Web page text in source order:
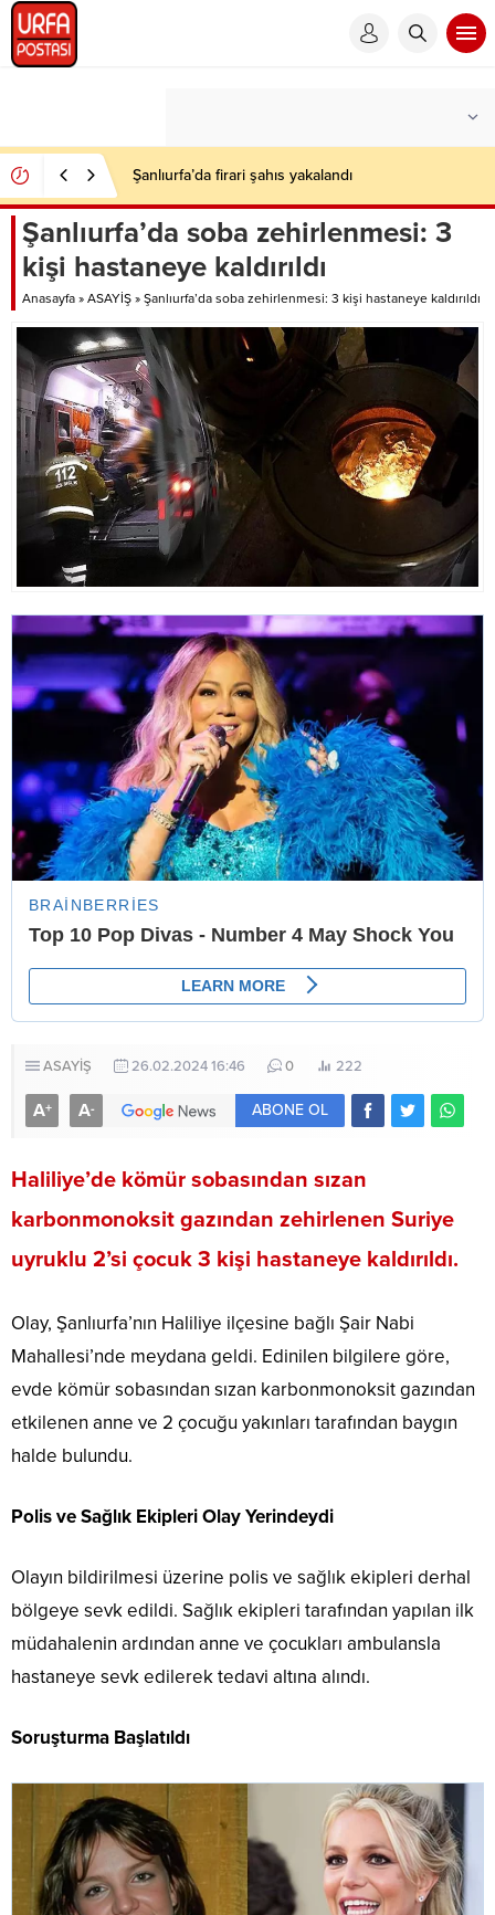
Şanlıurfa’da firari şahıs yakalandı
Şanlıurfa’da soba zehirlenmesi: 3
kişi hastaneye kaldırıldı
Anasayfa » ASAYİŞ » Şanlıurfa’da soba zehirlenmesi: 3 kişi hastaneye kaldırıldı
ASAYİŞ 26.02.2024 16:46 0 222
A+ A- ABONE OL
Haliliye’de kömür sobasından sızan
karbonmonoksit gazından zehirlenen Suriye
uyruklu 2’si çocuk 3 kişi hastaneye kaldırıldı.
Olay, Şanlıurfa’nın Haliliye ilçesine bağlı Şair Nabi
Mahallesi’nde meydana geldi. Edinilen bilgilere göre,
evde kömür sobasından sızan karbonmonoksit gazından
etkilenen anne ve 2 çocuğu yakınları tarafından baygın
halde bulundu.
Polis ve Sağlık Ekipleri Olay Yerindeydi
Olayın bildirilmesi üzerine polis ve sağlık ekipleri derhal
bölgeye sevk edildi. Sağlık ekipleri tarafından yapılan ilk
müdahalenin ardından anne ve çocukları ambulansla
hastaneye sevk edilerek tedavi altına alındı.
Soruşturma Başlatıldı